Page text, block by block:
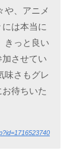
や、アニメ
は本当に
きっと良い
させてい
味さもグレ
待ちいた